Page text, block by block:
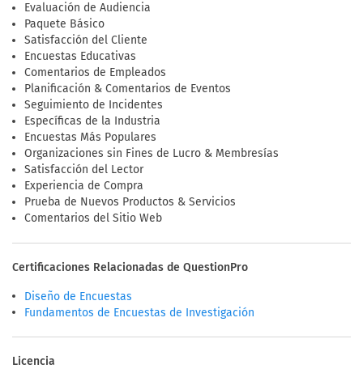
Evaluación de Audiencia
Paquete Básico
Satisfacción del Cliente
Encuestas Educativas
Comentarios de Empleados
Planificación & Comentarios de Eventos
Seguimiento de Incidentes
Específicas de la Industria
Encuestas Más Populares
Organizaciones sin Fines de Lucro & Membresías
Satisfacción del Lector
Experiencia de Compra
Prueba de Nuevos Productos & Servicios
Comentarios del Sitio Web
Certificaciones Relacionadas de QuestionPro
Diseño de Encuestas
Fundamentos de Encuestas de Investigación
Licencia